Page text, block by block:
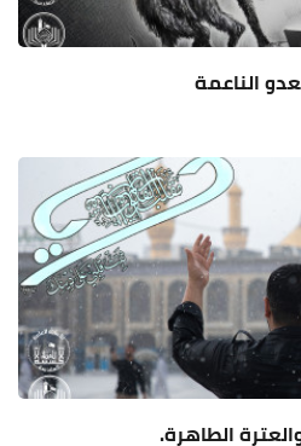
الناعمة
الطاهرة.